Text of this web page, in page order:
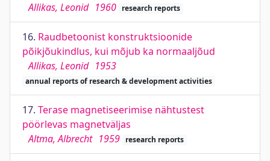
Allikas, Leonid 1960 research reports
16. Raudbetoonist konstruktsioonide
põikjõukindlus, kui mõjub ka normaaljõud
Allikas, Leonid 1953
annual reports of research & development activities
17. Terase magnetiseerimise nähtustest
pöörlevas magnetväljas
Altma, Albrecht 1959 research reports